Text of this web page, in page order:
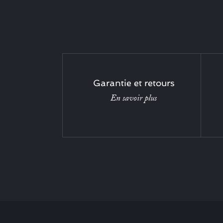
Garantie et retours
En savoir plus